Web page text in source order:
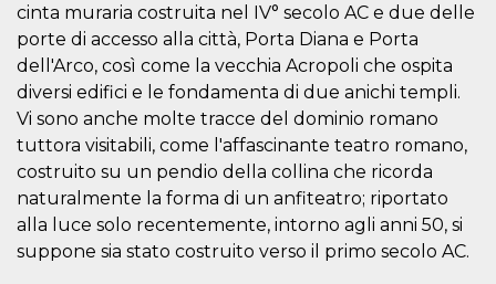
cinta muraria costruita nel IV° secolo AC e due delle
porte di accesso alla città, Porta Diana e Porta
dell'Arco, così come la vecchia Acropoli che ospita
diversi edifici e le fondamenta di due anichi templi.
Vi sono anche molte tracce del dominio romano
tuttora visitabili, come l'affascinante teatro romano,
costruito su un pendio della collina che ricorda
naturalmente la forma di un anfiteatro; riportato
alla luce solo recentemente, intorno agli anni 50, si
suppone sia stato costruito verso il primo secolo AC.
c_user
Meta
Platform Inc.
.facebook.com
4
settimane
2 giorni
Cookie di
o
30 giorni
Meta
Platform Inc.
.facebook.com
identifica il
browser
connette a
Facebook.
legato alla
Facebook
dell'utente.
Facebook
che viene